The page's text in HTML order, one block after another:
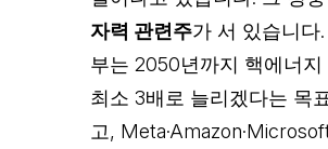
자력 관련주가 서 있습니다
부는 2050년까지 핵에너지
최소 3배로 늘리겠다는 목
고,